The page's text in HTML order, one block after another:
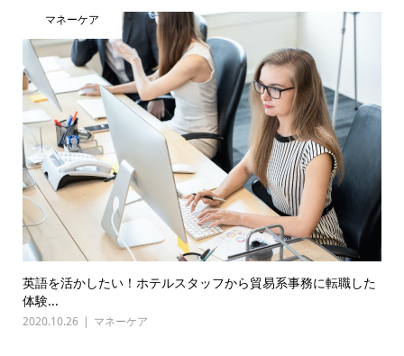
マネーケア
英語を活かしたい！ホテルスタッフから貿易系事務に転職した
体験...
2020.10.26 マネーケア